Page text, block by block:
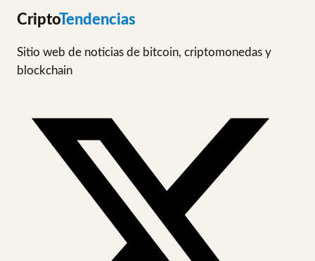
CriptoTendencias
Sitio web de noticias de bitcoin, criptomonedas y
blockchain